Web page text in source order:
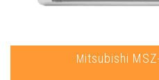
Mitsubishi